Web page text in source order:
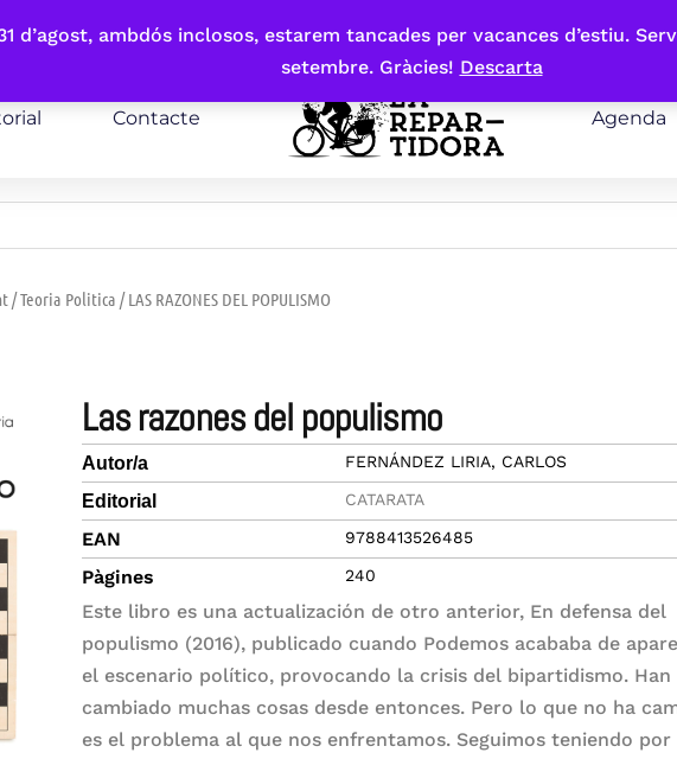
d’agost, ambdós inclosos, estarem tancades per vacances d’estiu.
setembre. Gràcies! Descarta
Contacte Agenda
/Teoria Politica / LAS RAZONES DEL POPULISMO
las razones del populismo
Autor/a FERNÁNDEZ LIRIA, CARLOS
Editorial CATARATA
EAN 9788413526485
Pàgines 240
Este libro es una actualización de otro anterior, En defensa del
populismo (2016), publicado cuando Podemos acababa de
el escenario político, provocando la crisis del bipartidismo. Han
cambiado muchas cosas desde entonces. Pero lo que no ha
es el problema al que nos enfrentamos. Seguimos teniendo por